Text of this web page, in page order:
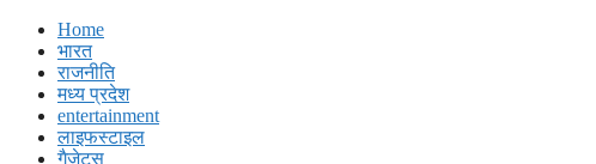
Home
भारत
राजनीति
मध्य प्रदेश
entertainment
लाइफस्टाइल
गैजेट्स